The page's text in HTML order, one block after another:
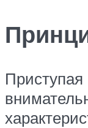
Приступая